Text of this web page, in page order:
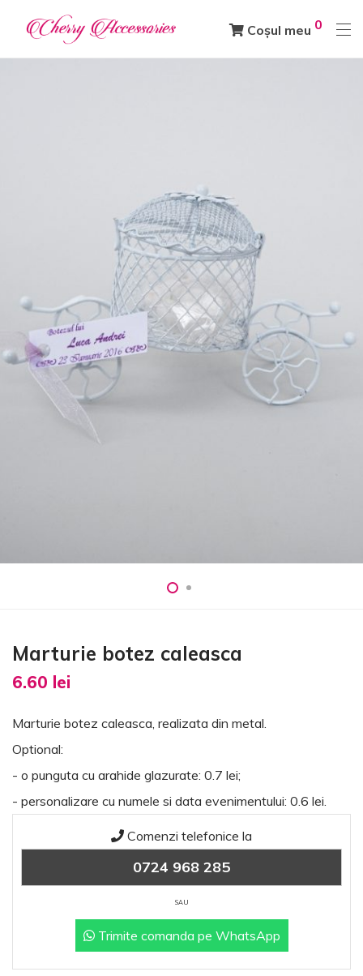
Coșul meu 0
Marturie botez caleasca
6.60 lei
Marturie botez caleasca, realizata din metal.
Optional:
- o punguta cu arahide glazurate: 0.7 lei;
- personalizare cu numele si data evenimentului: 0.6 lei.
Comenzi telefonice la
0724 968 285
SAU
Trimite comanda pe WhatsApp